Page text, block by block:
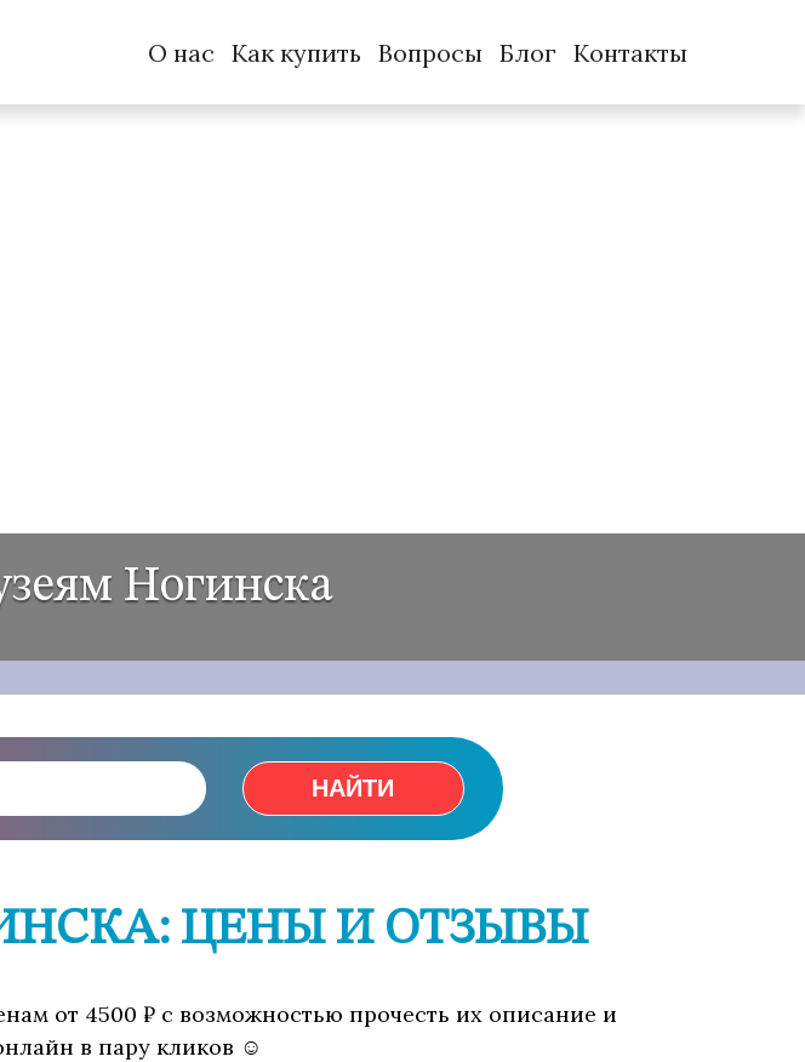
О нас Как купить Вопросы Блог Контакты
Ногинска
НАЙТИ
ЦЕНЫ И ОТЗЫВЫ
от 4500 ₽ с возможностью прочесть их описание и
в пару кликов ☺